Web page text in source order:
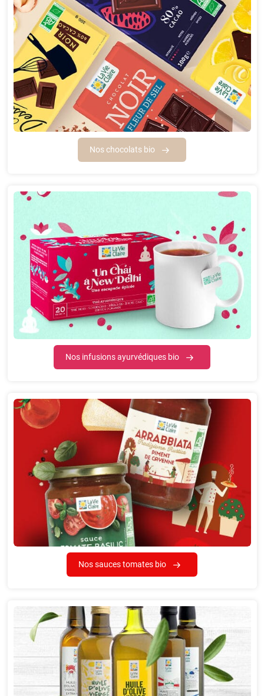
Nos chocolats bio
Nos infusions ayurvédiques bio
Nos sauces tomates bio